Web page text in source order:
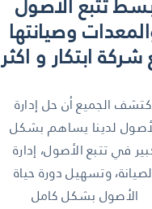
وصيانتها
ابتكار و اكثر
الجميع أن حل إدارة
لدينا يساهم بشكل
في تتبع الأصول، إدارة
وتسهيل دورة حياة
الأصول بشكل كامل